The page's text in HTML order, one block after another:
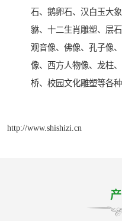
石、鹅卵石、汉白玉大
貅、十二生肖雕塑、层
观音像、佛像、孔子像
像、西方人物像、龙柱
桥、校园文化雕塑等各种
http://www.shishizi.cn